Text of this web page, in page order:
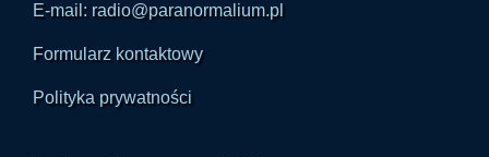
E-mail: radio@paranormalium.pl
Formularz kontaktowy
Polityka prywatności